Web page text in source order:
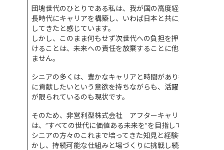
団塊世代のひとりである私は、我が国の高度経済成
長時代にキャリアを構築し、いわば日本と共に成長
してきたと感じています。
しかし、このまま何もせず次世代への負担を押しつ
けることは、未来への責任を放棄することに他なり
ません。
シニアの多くは、豊かなキャリアと時間があり社会
に貢献したいという意欲を持ちながらも、活躍の場
が限られているのも現状です。
そのため、非営利型株式会社 アフターキャリア
は、”すべての世代に価値ある未来を”を目指して、
シニアの方々のこれまで培ってきた知見と経験を活
かし、持続可能な仕組みと場づくりに挑戦し続けま